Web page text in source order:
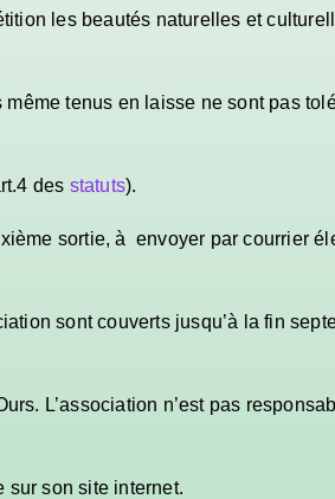
les beautés naturelles et
tenus en laisse ne sont pas
des statuts).
sortie, à envoyer par courrier
sont couverts jusqu’à la fin
L’association n’est pas
sur son site internet.